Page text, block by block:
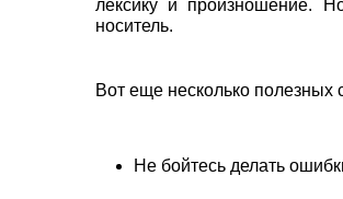
лексику и произношение.
носитель.
Вот еще несколько полезных
Не бойтесь делать